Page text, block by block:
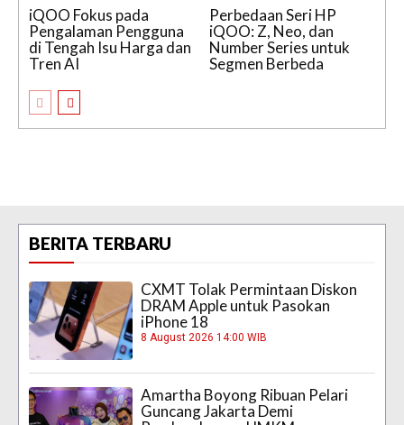
iQOO Fokus pada
Pengalaman Pengguna
di Tengah Isu Harga dan
Tren AI
Perbedaan Seri HP
iQOO: Z, Neo, dan
Number Series untuk
Segmen Berbeda
BERITA TERBARU
CXMT Tolak Permintaan Diskon
DRAM Apple untuk Pasokan
iPhone 18
8 August 2026 14:00 WIB
Amartha Boyong Ribuan Pelari
Guncang Jakarta Demi